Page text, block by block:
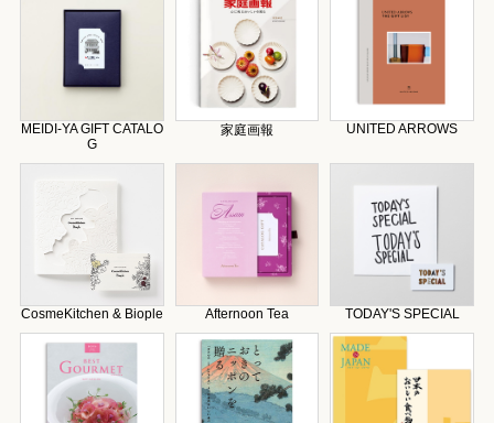
MEIDI-YA GIFT CATALO
G
家庭画報 UNITED ARROWS
CosmeKitchen & Biople Afternoon Tea TODAY'S SPECIAL